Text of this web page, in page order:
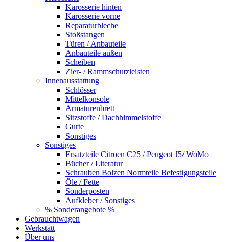
Karosserie hinten
Karosserie vorne
Reparaturbleche
Stoßstangen
Türen / Anbauteile
Anbauteile außen
Scheiben
Zier- / Rammschutzleisten
Innenausstattung
Schlösser
Mittelkonsole
Armaturenbrett
Sitzstoffe / Dachhimmelstoffe
Gurte
Sonstiges
Sonstiges
Ersatzteile Citroen C25 / Peugeot J5/ WoMo
Bücher / Literatur
Schrauben Bolzen Normteile Befestigungsteile
Öle / Fette
Sonderposten
Aufkleber / Sonstiges
% Sonderangebote %
Gebrauchtwagen
Werkstatt
Über uns